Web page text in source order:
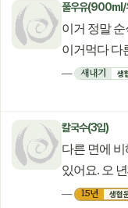
기대할께요.
풀우유(900ml/
이거 정말
이거먹다 다
먹어요.ㅎㅎ
— 새내기 생
칼국수(3입)
다른 면에
있어요. 오
해 주세요.
— 15년 생협